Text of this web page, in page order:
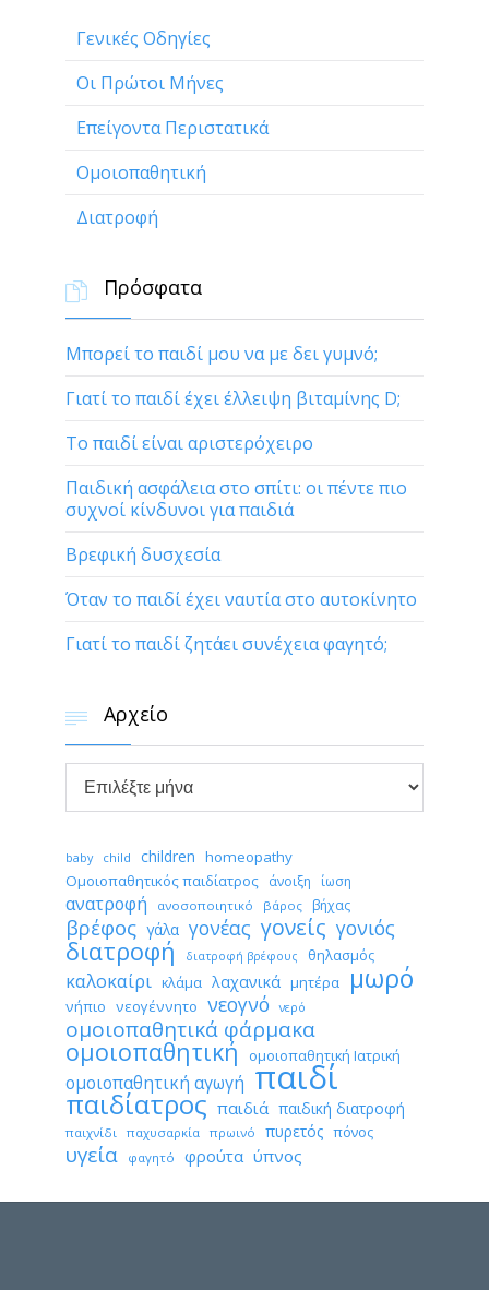
Γενικές Οδηγίες
Οι Πρώτοι Μήνες
Επείγοντα Περιστατικά
Ομοιοπαθητική
Διατροφή
 Πρόσφατα
Μπορεί το παιδί μου να με δει γυμνό;
Γιατί το παιδί έχει έλλειψη βιταμίνης D;
Το παιδί είναι αριστερόχειρο
Παιδική ασφάλεια στο σπίτι: οι πέντε πιο
συχνοί κίνδυνοι για παιδιά
Βρεφική δυσχεσία
Όταν το παιδί έχει ναυτία στο αυτοκίνητο
Γιατί το παιδί ζητάει συνέχεια φαγητό;
 Αρχείο
Αρχείο
baby child children homeopathy
Ομοιοπαθητικός παιδίατρος άνοιξη ίωση
ανατροφή ανοσοποιητικό βάρος βήχας
βρέφος γάλα γονέας γονείς γονιός
διατροφή διατροφή βρέφους θηλασμός
καλοκαίρι κλάμα λαχανικά μητέρα μωρό
νήπιο νεογέννητο νεογνό νερό
ομοιοπαθητικά φάρμακα
ομοιοπαθητική ομοιοπαθητική Ιατρική
ομοιοπαθητική αγωγή παιδί
παιδίατρος παιδιά παιδική διατροφή
παιχνίδι παχυσαρκία πρωινό πυρετός πόνος
υγεία φαγητό φρούτα ύπνος